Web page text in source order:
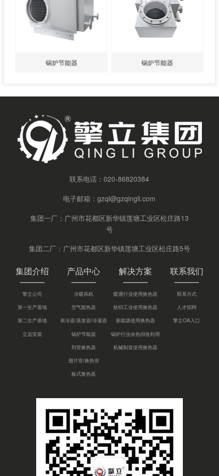
锅炉节能器 锅炉节能器
联系电话：020-86820384
电子邮箱：gzql@gzqingli.com
集团一厂：广州市花都区新华镇莲塘工业区松庄路13
号
集团二厂：广州市花都区新华镇莲塘工业区松庄路5号
集团介绍
擎立公司
第一生产基地
第二生产基地
立远安装
产品中心
冷暖风机
空气散热器
表冷器/蒸发器/冷凝器
锅炉节能器
列管换热器
翅片管/换热管
板式换热器
解决方案
暖通行业使用换热器
纺织工业使用换热器
新能源使用换热器
锅炉行业余热回收利用
机械制造使用换热器
联系我们
联系方式
人才招聘
擎立OA入口